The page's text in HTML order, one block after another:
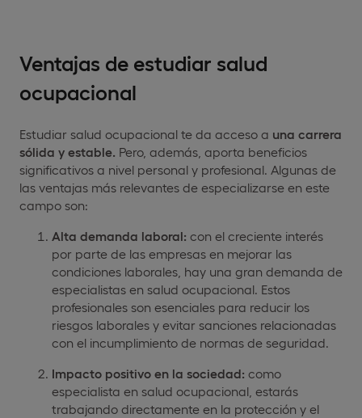
Ventajas de estudiar salud
ocupacional
Estudiar salud ocupacional te da acceso a una carrera
sólida y estable. Pero, además, aporta beneficios
significativos a nivel personal y profesional. Algunas de
las ventajas más relevantes de especializarse en este
campo son:
Alta demanda laboral: con el creciente interés
por parte de las empresas en mejorar las
condiciones laborales, hay una gran demanda de
especialistas en salud ocupacional. Estos
profesionales son esenciales para reducir los
riesgos laborales y evitar sanciones relacionadas
con el incumplimiento de normas de seguridad.
Impacto positivo en la sociedad: como
especialista en salud ocupacional, estarás
trabajando directamente en la protección y el